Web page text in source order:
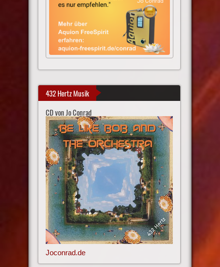
432 Hertz Musik
CD von Jo Conrad
Joconrad.de